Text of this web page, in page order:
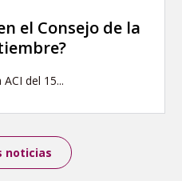
el Consejo de la
del 15...
noticias